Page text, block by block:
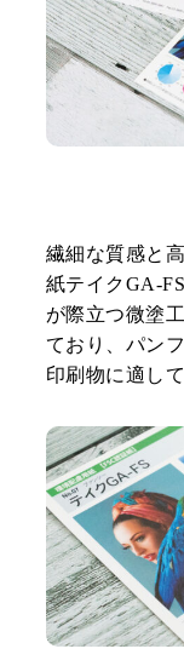
繊細な質感と
紙テイクGA-
が際立つ微塗
ており、パン
印刷物に適し